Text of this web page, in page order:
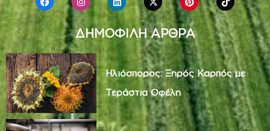
ΔΗΜΟΦΙΛΗ ΑΡΘΡΑ
Ηλιόσπορος: Ξηρός Καρπός με
Τεράστια Οφέλη